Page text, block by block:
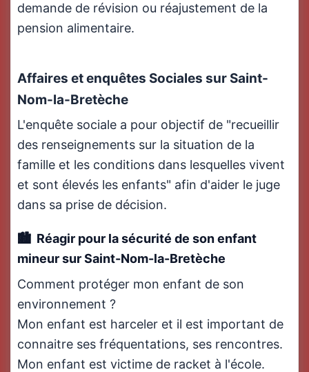
demande de révision ou réajustement de la
pension alimentaire.
Affaires et enquêtes Sociales sur Saint-
Nom-la-Bretèche
L'enquête sociale a pour objectif de "recueillir
des renseignements sur la situation de la
famille et les conditions dans lesquelles vivent
et sont élevés les enfants" afin d'aider le juge
dans sa prise de décision.
Réagir pour la sécurité de son enfant
mineur sur Saint-Nom-la-Bretèche
Comment protéger mon enfant de son
environnement ?
Mon enfant est harceler et il est important de
connaitre ses fréquentations, ses rencontres.
Mon enfant est victime de racket à l'école.